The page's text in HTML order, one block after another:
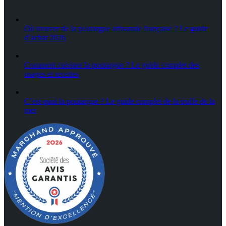
Où trouver de la poutargue artisanale française ? Le guide
d’achat 2026
Comment cuisiner la poutargue ? Le guide complet des
usages et recettes
C’est quoi la poutargue ? Le guide complet de la truffe de la
mer